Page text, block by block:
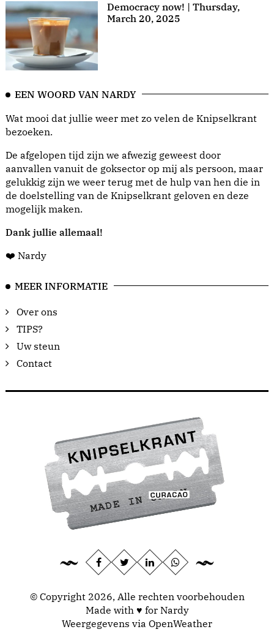
Democracy now! | Thursday,
March 20, 2025
EEN WOORD VAN NARDY
Wat mooi dat jullie weer met zo velen de Knipselkrant
bezoeken.
De afgelopen tijd zijn we afwezig geweest door
aanvallen vanuit de goksector op mij als persoon, maar
gelukkig zijn we weer terug met de hulp van hen die in
de doelstelling van de Knipselkrant geloven en deze
mogelijk maken.
Dank jullie allemaal!
❤️ Nardy
MEER INFORMATIE
Over ons
TIPS?
Uw steun
Contact
© Copyright 2026, Alle rechten voorbehouden
Made with ♥ for Nardy
Weergegevens via OpenWeather